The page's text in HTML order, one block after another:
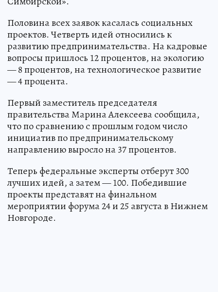
Половина всех заявок касалась социальных
проектов. Четверть идей относились к
развитию предпринимательства. На кадровые
вопросы пришлось 12 процентов, на экологию
— 8 процентов, на технологическое развитие
— 4 процента.
Первый заместитель председателя
правительства Марина Алексеева сообщила,
что по сравнению с прошлым годом число
инициатив по предпринимательскому
направлению выросло на 37 процентов.
Теперь федеральные эксперты отберут 300
лучших идей, а затем — 100. Победившие
проекты представят на финальном
мероприятии форума 24 и 25 августа в Нижнем
Новгороде.